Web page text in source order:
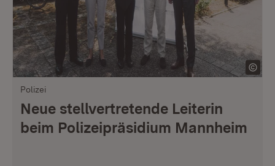
Polizei
Neue stellvertretende Leiterin
beim Polizeipräsidium Mannheim